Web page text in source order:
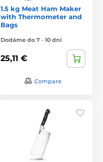
1.5 kg Meat Ham Maker
with Thermometer and
Bags
Dodáme do 7 - 10 dní
25,11 €
Compare